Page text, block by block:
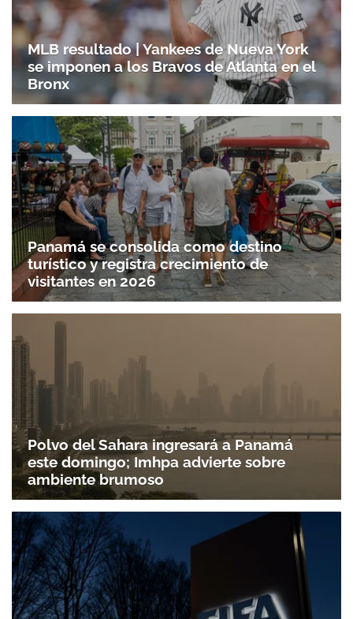
MLB resultado | Yankees de Nueva York
se imponen a los Bravos de Atlanta en el
Bronx
Panamá se consolida como destino
turístico y registra crecimiento de
visitantes en 2026
Polvo del Sahara ingresará a Panamá
este domingo; Imhpa advierte sobre
ambiente brumoso